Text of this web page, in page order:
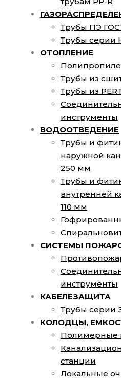
Трубы ПЭ
Трубы серии
ОТОПЛЕНИЕ
Трубы из
Трубы из
инструменты
ВОДООТВЕДЕНИЕ
Трубы и
наружной
250 мм
Трубы и
внутренней
110 мм
СИСТЕМЫ
инструменты
КАБЕЛЕЗАЩИТА
Трубы серии
КОЛОДЦЫ,
Полимерные
станции
Локальные